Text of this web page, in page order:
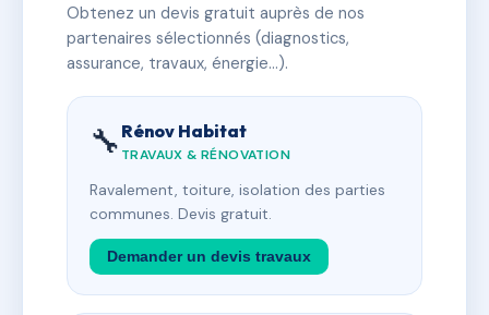
Obtenez un devis gratuit auprès de nos
partenaires sélectionnés (diagnostics,
assurance, travaux, énergie…).
🔧 Rénov Habitat
TRAVAUX & RÉNOVATION
Ravalement, toiture, isolation des parties
communes. Devis gratuit.
Demander un devis travaux